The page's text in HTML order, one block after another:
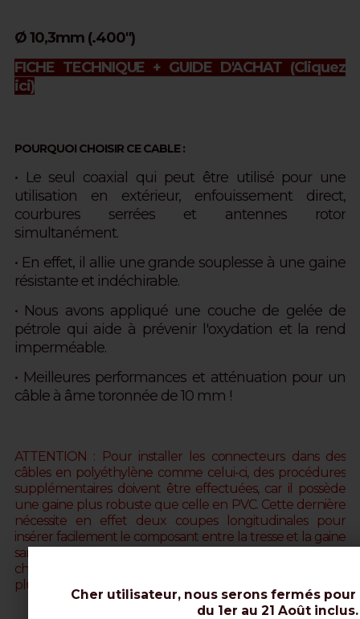
Ø 10,3mm (.400")
FICHE TECHNIQUE + GUIDE D'ACHAT (Cliquez
ici)
POURQUOI CHOISIR CE CABLE :
• Le seul coaxial qui peut être utilisé pour une
utilisation en extérieur, enfouissement direct,
courbures serrées et antennes rotor
simultanément.
• En effet, il allie une grande souplesse à une gaine
résistante et indéchirable.
• Nous avons appliqué une couche de gelée de
pétrole qui aide à prévenir l'oxydation et la rend
imperméable.
• Meilleures performances et atténuation pour un
câble à âme toronnée de 10 mm !
ATTENTION : Pour installer les connecteurs dans des
câbles en polyéthylène comme celui-ci, des procédures
supplémentaires doivent être effectuées, car il possède
une gaine plus robuste que celle en PVC. Cette dernière
nécessite en effet deux coupes longitudinales pour
insérer facilement le composant entre la tresse et la gaine
sans la casser (ou chauffer la gaine avec un sèche-
cheveux). Contactez-nous par e-mail (web@messi.it) pour
plus de précisions.
Cher utilisateur, nous serons fermés
du 1er au 21 Août inclus.